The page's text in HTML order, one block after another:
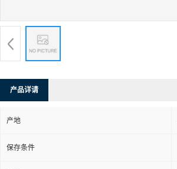
产品详请
产地
保存条件